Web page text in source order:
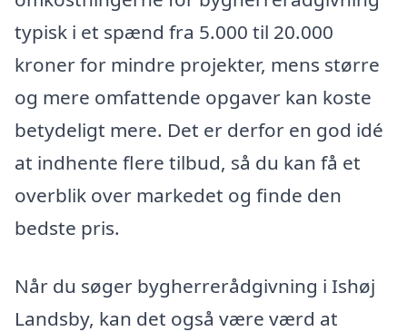
typisk i et spænd fra 5.000 til 20.000
kroner for mindre projekter, mens større
og mere omfattende opgaver kan koste
betydeligt mere. Det er derfor en god idé
at indhente flere tilbud, så du kan få et
overblik over markedet og finde den
bedste pris.
Når du søger bygherrerådgivning i Ishøj
Landsby, kan det også være værd at